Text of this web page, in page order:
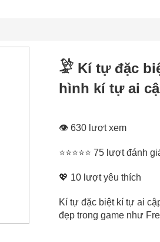
𓅶 Kí tự đặc
hình kí tự ai
👁 630 lượt xem
⭐⭐⭐⭐⭐ 75 lượt đánh
💖 10 lượt yêu thích
Kí tự đặc biệt kí tự ai
đẹp trong game như